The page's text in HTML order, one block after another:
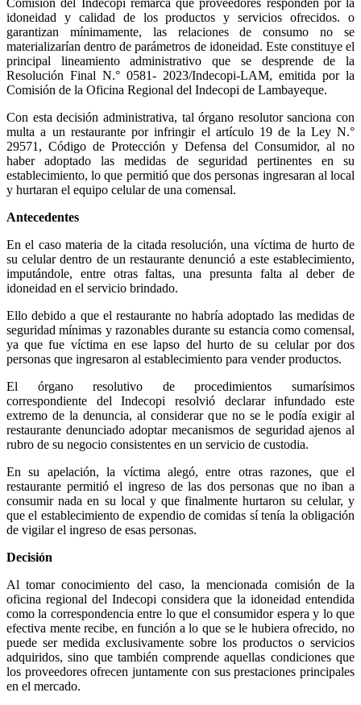
idoneidad y calidad de los productos y servicios ofrecidos. o
garantizan mínimamente, las relaciones de consumo no se
materializarían dentro de parámetros de idoneidad. Este constituye el
principal lineamiento administrativo que se desprende de la
Resolución Final N.° 0581- 2023/Indecopi-LAM, emitida por la
Comisión de la Oficina Regional del Indecopi de Lambayeque.
Con esta decisión administrativa, tal órgano resolutor sanciona con
multa a un restaurante por infringir el artículo 19 de la Ley N.°
29571, Código de Protección y Defensa del Consumidor, al no
haber adoptado las medidas de seguridad pertinentes en su
establecimiento, lo que permitió que dos personas ingresaran al local
y hurtaran el equipo celular de una comensal.
Antecedentes
En el caso materia de la citada resolución, una víctima de hurto de
su celular dentro de un restaurante denunció a este establecimiento,
imputándole, entre otras faltas, una presunta falta al deber de
idoneidad en el servicio brindado.
Ello debido a que el restaurante no habría adoptado las medidas de
seguridad mínimas y razonables durante su estancia como comensal,
ya que fue víctima en ese lapso del hurto de su celular por dos
personas que ingresaron al establecimiento para vender productos.
El órgano resolutivo de procedimientos sumarísimos
correspondiente del Indecopi resolvió declarar infundado este
extremo de la denuncia, al considerar que no se le podía exigir al
restaurante denunciado adoptar mecanismos de seguridad ajenos al
rubro de su negocio consistentes en un servicio de custodia.
En su apelación, la víctima alegó, entre otras razones, que el
restaurante permitió el ingreso de las dos personas que no iban a
consumir nada en su local y que finalmente hurtaron su celular, y
que el establecimiento de expendio de comidas sí tenía la obligación
de vigilar el ingreso de esas personas.
Decisión
Al tomar conocimiento del caso, la mencionada comisión de la
oficina regional del Indecopi considera que la idoneidad entendida
como la correspondencia entre lo que el consumidor espera y lo que
efectiva mente recibe, en función a lo que se le hubiera ofrecido, no
puede ser medida exclusivamente sobre los productos o servicios
adquiridos, sino que también comprende aquellas condiciones que
los proveedores ofrecen juntamente con sus prestaciones principales
en el mercado.